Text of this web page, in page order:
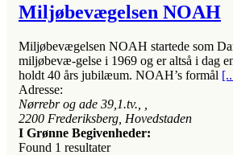
Miljøbevægelsen NOAH
Miljøbevægelsen NOAH startede som
miljøbevæ-gelse i 1969 og er altså i dag
holdt 40 års jubilæum. NOAH’s formål
Adresse:
Nørrebr og ade 39,1.tv.
2200 Frederiksberg, Hovedstaden
I Grønne Begivenheder:
Found 1 resultater